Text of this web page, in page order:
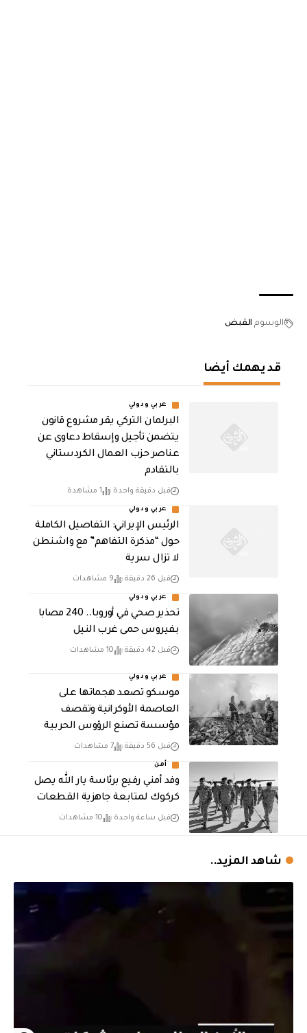
الوسوم القبض
قد يهمك أيضا
عربي ودولي
البرلمان التركي يقر مشروع قانون
يتضمن تأجيل وإسقاط دعاوى عن
عناصر حزب العمال الكردستاني
بالتقادم
قبل دقيقة واحدة 1 مشاهدة
عربي ودولي
الرئيس الإيراني: التفاصيل الكاملة
حول “مذكرة التفاهم” مع واشنطن
لا تزال سرية
قبل 26 دقيقة 9 مشاهدات
عربي ودولي
تحذير صحي في أوروبا.. 240 مصابا
بفيروس حمى غرب النيل
قبل 42 دقيقة 10 مشاهدات
عربي ودولي
موسكو تصعد هجماتها على
العاصمة الأوكرانية وتقصف
مؤسسة تصنع الرؤوس الحربية
قبل 56 دقيقة 7 مشاهدات
أمن
وفد أمني رفيع برئاسة يار الله يصل
كركوك لمتابعة جاهزية القطعات
قبل ساعة واحدة 10 مشاهدات
شاهد المزيد..